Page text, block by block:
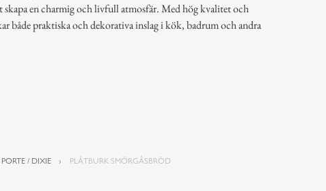
skapa en charmig och livfull atmosfär. Med hög kvalitet och
både praktiska och dekorativa inslag i kök, badrum och andra
PORTE / DIXIE PLÅTBURK SMÖRGÅSBRÖD